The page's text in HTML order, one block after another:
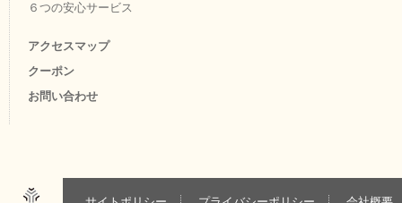
６つの安心サービス
アクセスマップ
クーポン
お問い合わせ